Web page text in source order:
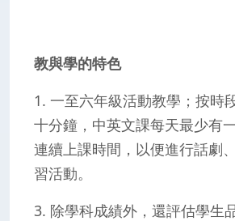
教與學的特色
1. 一至六年級活動教學；按時
十分鐘，中英文課每天最少有
連續上課時間，以便進行話劇
習活動。
3. 除學科成績外，還評估學生